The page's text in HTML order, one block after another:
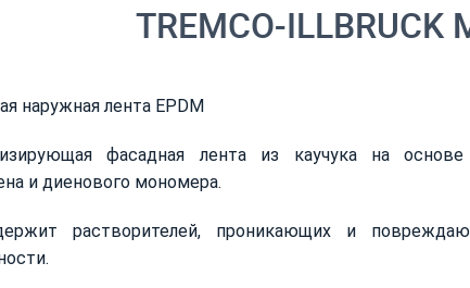
TREMCO-
наружная лента EPDM
фасадная лента из каучука на основе
и диенового мономера.
растворителей, проникающих и